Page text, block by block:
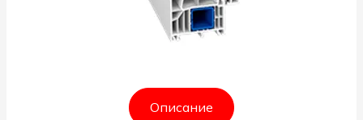
Описание